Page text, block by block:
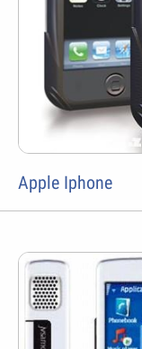
Apple Iphone